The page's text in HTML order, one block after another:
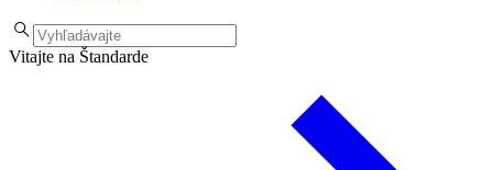
Vitajte na Štandarde